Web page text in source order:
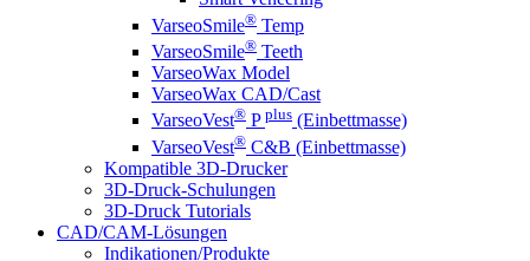
VarseoSmile® Temp
VarseoSmile® Teeth
VarseoWax Model
VarseoWax CAD/Cast
VarseoVest® P plus (Einbettmasse)
VarseoVest® C&B (Einbettmasse)
Kompatible 3D-Drucker
3D-Druck-Schulungen
3D-Druck Tutorials
CAD/CAM-Lösungen
Indikationen/Produkte